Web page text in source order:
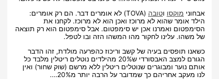
אבחוני מוקסו וטובה
(TOVA) לא אומרים דבר. הם רק אומרים:
הילד אומר שהוא לא מרוכז ואכן הוא לא מרוכז. לקחנו את
הסימפטום ואמרנו אכן יש סימפטום. אבל סימפטום הוא רק תוצאה
של משהו. עלינו לחקור מהו המשהו הזה ובו לטפל.
כשאנו תופסים בעיה של קשב וריכוז כהפרעה מולדת, זהו הדבר
הגורם למצב האבסורדי ש20% מהילדים נוטלים ריטלין מלבד כל
אותם נוער ומבוגרים שנוטלים ריטלין ללא מרשם (שוק שחור) ואין
לנו מעקב אחריהם כך שמדובר על הרבה יותר מ20%….